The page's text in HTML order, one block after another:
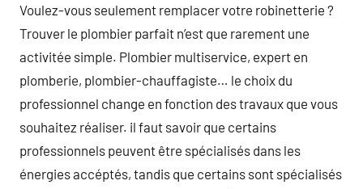
Voulez-vous seulement remplacer votre robinetterie ?
Trouver le plombier parfait n’est que rarement une
activitée simple. Plombier multiservice, expert en
plomberie, plombier-chauffagiste… le choix du
professionnel change en fonction des travaux que vous
souhaitez réaliser. il faut savoir que certains
professionnels peuvent être spécialisés dans les
énergies accéptés, tandis que certains sont spécialisés